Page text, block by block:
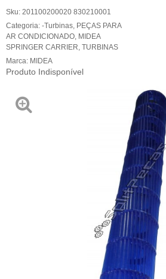
Sku: 201100200020 830210001
Categoria: -Turbinas PEÇAS PARA
AR CONDICIONADO MIDEA
SPRINGER CARRIER TURBINAS
Marca: MIDEA
Produto Indisponível